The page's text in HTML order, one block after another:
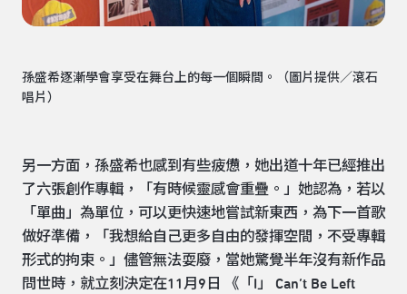
孫盛希逐漸學會享受在舞台上的每一個瞬間。（圖片提供／滾石
唱片）
另一方面，孫盛希也感到有些疲憊，她出道十年已經推出
了六張創作專輯，「有時候靈感會重疊。」她認為，若以
「單曲」為單位，可以更快速地嘗試新東西，為下一首歌
做好準備，「我想給自己更多自由的發揮空間，不受專輯
形式的拘束。」儘管無法耍廢，當她驚覺半年沒有新作品
問世時，就立刻決定在11月9日 《「I」 Can’t Be Left